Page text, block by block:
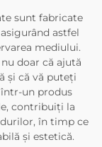
sunt fabricate
astfel
mediului.
doar că ajută
și că vă puteți
un produs
contribuiți la
în timp ce
și estetică.